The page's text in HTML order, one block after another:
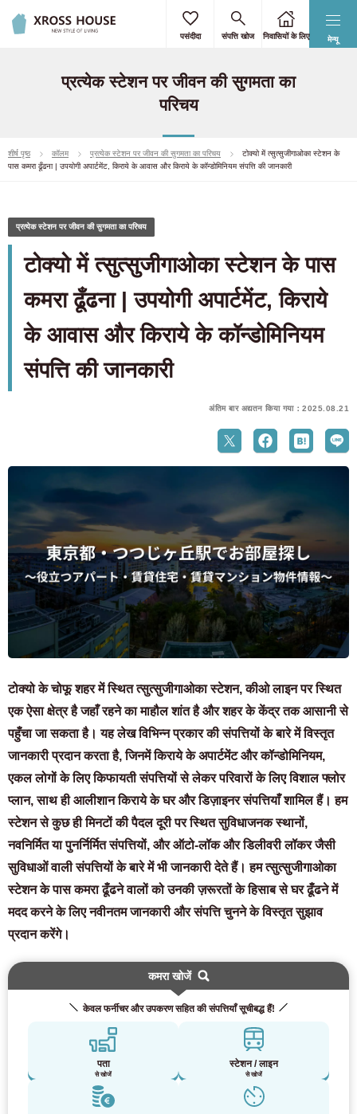
मेन्यू
पसंदीदा संपत्ति खोज निवासियों के लिए
प्रत्येक स्टेशन पर जीवन की सुगमता का
परिचय
शीर्ष पृष्ठ कॉलम प्रत्येक स्टेशन पर जीवन की सुगमता का परिचय
टोक्यो में त्सुत्सुजीगाओका स्टेशन के
पास कमरा ढूँढना | उपयोगी अपार्टमेंट, किराये के आवास और किराये के कॉन्डोमिनियम संपत्ति की जानकारी
प्रत्येक स्टेशन पर जीवन की सुगमता का परिचय
टोक्यो में त्सुत्सुजीगाओका स्टेशन के पास
कमरा ढूँढना | उपयोगी अपार्टमेंट, किराये
के आवास और किराये के कॉन्डोमिनियम
संपत्ति की जानकारी
अंतिम बार अद्यतन किया गया：2025.08.21
टोक्यो के चोफू शहर में स्थित त्सुत्सुजीगाओका स्टेशन, कीओ लाइन पर स्थित
एक ऐसा क्षेत्र है जहाँ रहने का माहौल शांत है और शहर के केंद्र तक आसानी से
पहुँचा जा सकता है। यह लेख विभिन्न प्रकार की संपत्तियों के बारे में विस्तृत
जानकारी प्रदान करता है, जिनमें किराये के अपार्टमेंट और कॉन्डोमिनियम,
एकल लोगों के लिए किफायती संपत्तियों से लेकर परिवारों के लिए विशाल फ्लोर
प्लान, साथ ही आलीशान किराये के घर और डिज़ाइनर संपत्तियाँ शामिल हैं। हम
स्टेशन से कुछ ही मिनटों की पैदल दूरी पर स्थित सुविधाजनक स्थानों,
नवनिर्मित या पुनर्निर्मित संपत्तियों, और ऑटो-लॉक और डिलीवरी लॉकर जैसी
सुविधाओं वाली संपत्तियों के बारे में भी जानकारी देते हैं। हम त्सुत्सुजीगाओका
स्टेशन के पास कमरा ढूँढने वालों को उनकी ज़रूरतों के हिसाब से घर ढूँढने में
मदद करने के लिए नवीनतम जानकारी और संपत्ति चुनने के विस्तृत सुझाव
प्रदान करेंगे।
कमरा खोजें
केवल फर्नीचर और उपकरण सहित की संपत्तियाँ सूचीबद्ध हैं!
पता
से खोजें
स्टेशन / लाइन
से खोजें